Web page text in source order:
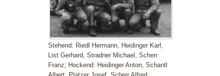
Stehend: Riedl Hermann, Heidinger Karl,
List Gerhard, Stradner Michael, Scherr
Franz; Hockend: Heidinger Anton, Schantl